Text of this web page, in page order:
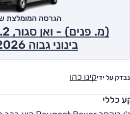
נבדק על ידיקינן כהן
הגרסה המומלצת
בינוני גבוה L2H2 2026
כללי